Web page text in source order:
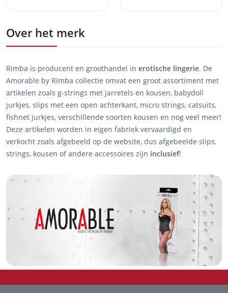
Over het merk
Rimba is producent en groothandel in erotische lingerie. De
Amorable by Rimba collectie omvat een groot assortiment met
artikelen zoals g-strings met jarretels en kousen, babydoll
jurkjes, slips met een open achterkant, micro strings, catsuits,
fishnet jurkjes, verschillende soorten kousen en nog veel meer!
Deze artikelen worden in eigen fabriek vervaardigd en
verkocht zoals afgebeeld op de website, dus afgebeelde slips,
strings, kousen of andere accessoires zijn inclusief!